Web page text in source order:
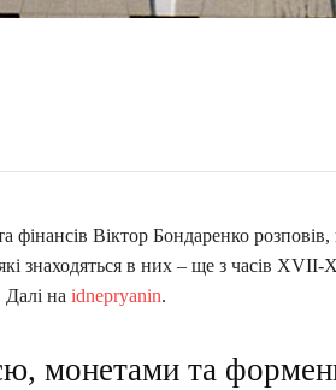
фінансів Віктор Бондаренко
знаходяться в них – ще з часів
Далі на idnepryanin.
монетами та